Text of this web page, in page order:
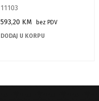
11103
593,20 KM
bez PDV
DODAJ U KORPU